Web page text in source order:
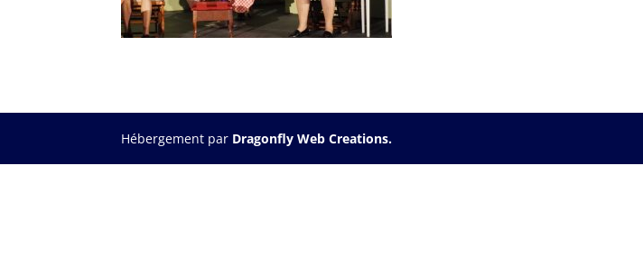
Hébergement par Dragonfly Web Creations.